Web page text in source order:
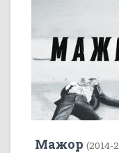
Мажор (2014-